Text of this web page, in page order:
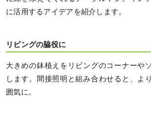
に活用するアイデアを紹介します。
リビングの脇役に
大きめの鉢植えをリビングのコーナーや
します。間接照明と組み合わせると、よ
囲気に。